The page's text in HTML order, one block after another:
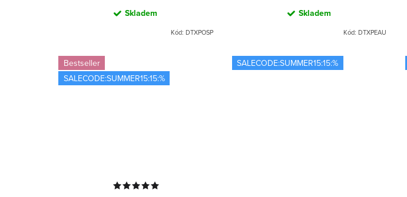
Skladem
Kód: DTXPOSP
Skladem
Kód: DTXPEAU
Bestseller
SALECODE:SUMMER15:15:%
SALECODE:SUMMER15:15:%